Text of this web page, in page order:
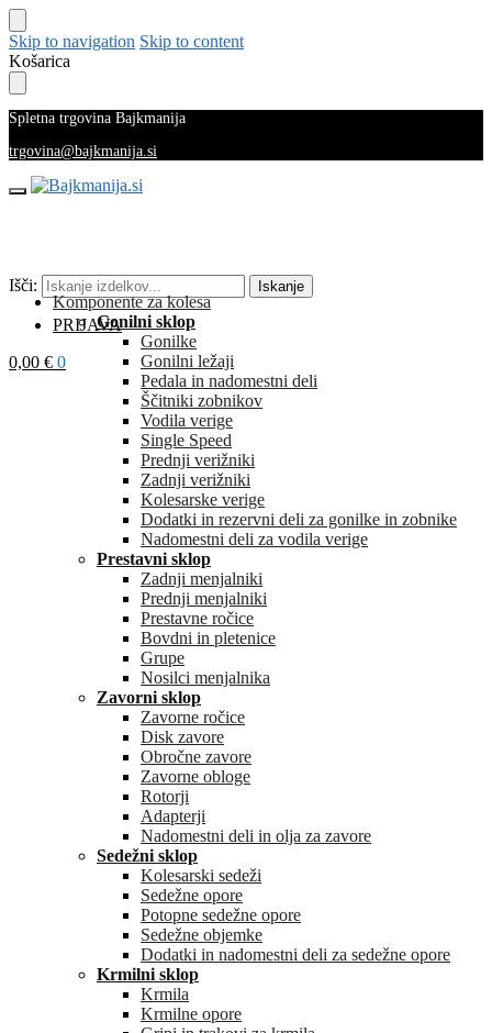
Skip to navigation Skip to content
Košarica
Spletna trgovina Bajkmanija
trgovina@bajkmanija.si
Išči: Iskanje
PRIJAVA
0,00 € 0
Komponente za kolesa
Gonilni sklop
Gonilke
Gonilni ležaji
Pedala in nadomestni deli
Ščitniki zobnikov
Vodila verige
Single Speed
Prednji verižniki
Zadnji verižniki
Kolesarske verige
Dodatki in rezervni deli za gonilke in zobnike
Nadomestni deli za vodila verige
Prestavni sklop
Zadnji menjalniki
Prednji menjalniki
Prestavne ročice
Bovdni in pletenice
Grupe
Nosilci menjalnika
Zavorni sklop
Zavorne ročice
Disk zavore
Obročne zavore
Zavorne obloge
Rotorji
Adapterji
Nadomestni deli in olja za zavore
Sedežni sklop
Kolesarski sedeži
Sedežne opore
Potopne sedežne opore
Sedežne objemke
Dodatki in nadomestni deli za sedežne opore
Krmilni sklop
Krmila
Krmilne opore